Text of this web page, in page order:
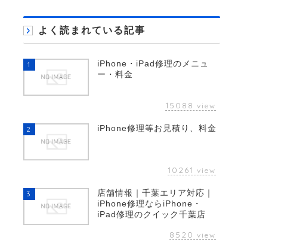
よく読まれている記事
1
iPhone・iPad修理のメニュ
ー・料金
15088 view
2 iPhone修理等お見積り、料金
10261 view
3
店舗情報｜千葉エリア対応｜
iPhone修理ならiPhone・
iPad修理のクイック千葉店
8520 view